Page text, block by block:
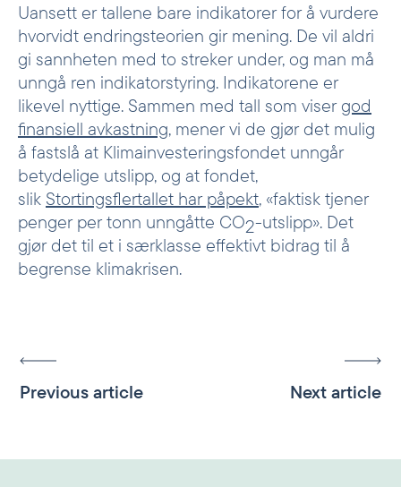
Uansett er tallene bare indikatorer for å vurdere
hvorvidt endringsteorien gir mening. De vil aldri
gi sannheten med to streker under, og man må
unngå ren indikatorstyring. Indikatorene er
likevel nyttige. Sammen med tall som viser god
finansiell avkastning, mener vi de gjør det mulig
å fastslå at Klimainvesteringsfondet unngår
betydelige utslipp, og at fondet,
slik Stortingsflertallet har påpekt, «faktisk tjener
penger per tonn unngåtte CO2-utslipp». Det
gjør det til et i særklasse effektivt bidrag til å
begrense klimakrisen.
Previous article Next article